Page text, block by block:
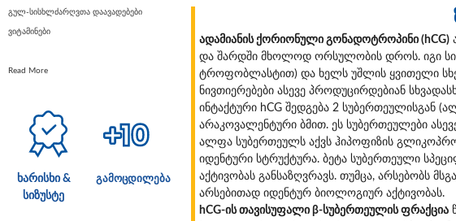
გულ-სისხლძარღვთა დაავადებები
ვიტამინები
Read More
ხარისხი &
სიზუსტე
გამოცდილება
ადამიანის ქორიონული გონადოტროპინი (hCG)
და შარდში მხოლოდ ორსულობის დროს. იგი
ტროფობლასტით) და ხელს უშლის ყვითელი
ნივთიერებები ასევე პროდუცირდებიან
ინტაქტური hCG შედგება 2 სუბერთეულისგან
არაკოვალენტური ბმით. ეს სუბერთეულები
ალფა სუბერთეულს აქვს ჰიპოფიზის
იდენტური სტრუქტურა. ბეტა სუბერთეული
აქტივობას განსაზღვრავს. თუმცა, არსებობს
არსებითად იდენტურ ბიოლოგიურ აქტივობას.
hCG-ის თავისუფალი β-სუბერთეულის ფრაქცია